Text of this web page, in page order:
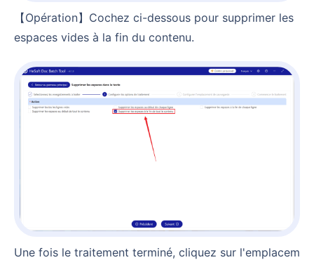
【Opération】Cochez ci-dessous pour supprimer les
espaces vides à la fin du contenu.
Une fois le traitement terminé, cliquez sur l'emplacem